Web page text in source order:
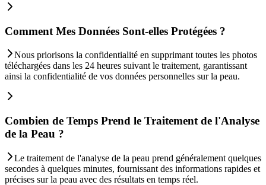
Comment Mes Données Sont-elles Protégées ?
Nous priorisons la confidentialité en supprimant toutes les photos
téléchargées dans les 24 heures suivant le traitement, garantissant
ainsi la confidentialité de vos données personnelles sur la peau.
Combien de Temps Prend le Traitement de l'Analyse
de la Peau ?
Le traitement de l'analyse de la peau prend généralement quelques
secondes à quelques minutes, fournissant des informations rapides et
précises sur la peau avec des résultats en temps réel.